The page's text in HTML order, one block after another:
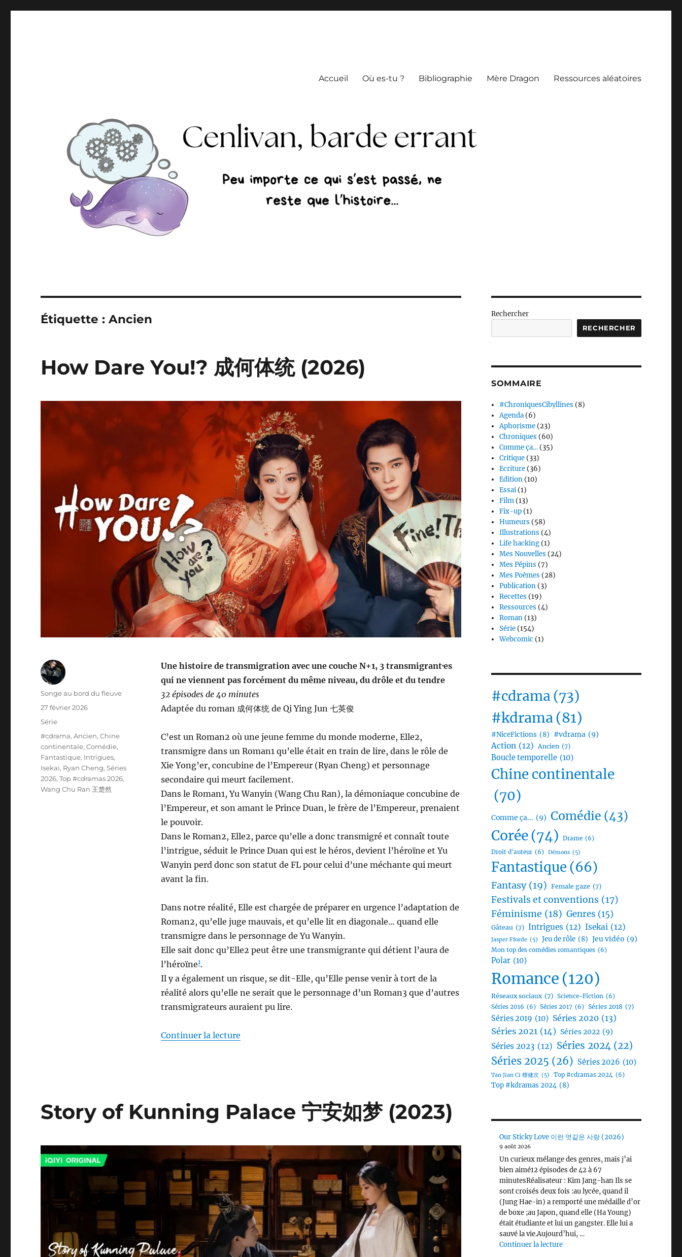
Accueil Où es-tu ? Bibliographie Mère Dragon Ressources aléatoires
Étiquette :Ancien
How Dare You!? 成何体统 (2026)
Une histoire de transmigration avec une couche N+1, 3 transmigrant·es
qui ne viennent pas forcément du même niveau, du drôle et du tendre
32 épisodes de 40 minutes
Adaptée du roman 成何体统 de Qi Ying Jun 七英俊
C’est un Roman2 où une jeune femme du monde moderne, Elle2,
transmigre dans un Roman1 qu’elle était en train de lire, dans le rôle de
Xie Yong’er, concubine de l’Empereur (Ryan Cheng) et personnage
secondaire qui meurt facilement.
Dans le Roman1, Yu Wanyin (Wang Chu Ran), la démoniaque concubine de
l’Empereur, et son amant le Prince Duan, le frère de l’Empereur, prenaient
le pouvoir.
Dans le Roman2, Elle2, parce qu’elle a donc transmigré et connaît toute
l’intrigue, séduit le Prince Duan qui est le héros, devient l’héroïne et Yu
Wanyin perd donc son statut de FL pour celui d’une méchante qui meurt
avant la fin.
Dans notre réalité, Elle est chargée de préparer en urgence l’adaptation de
Roman2, qu’elle juge mauvais, et qu’elle lit en diagonale… quand elle
transmigre dans le personnage de Yu Wanyin.
Elle sait donc qu’Elle2 peut être une transmigrante qui détient l’aura de
l’héroïne1.
Il y a également un risque, se dit-Elle, qu’Elle pense venir à tort de la
réalité alors qu’elle ne serait que le personnage d’un Roman3 que d’autres
transmigrateurs auraient pu lire.
Continuer la lecturede « How Dare You!? 成何体统 (2026) »
Auteur
Songe au bord du fleuve
Publié
27 février 2026
Catégories
Série
Étiquettes
#cdrama,Ancien,Chine
continentale,Comédie,
Fantastique, Intrigues,
Isekai, Ryan Cheng,Séries
2026,Top #cdramas 2026,
Wang Chu Ran 王楚然
Story of Kunning Palace 宁安如梦 (2023)
Rechercher
RECHERCHER
SOMMAIRE
#ChroniquesCibyllines (8)
Agenda (6)
Aphorisme (23)
Chroniques (60)
Comme ça… (35)
Critique (33)
Ecriture (36)
Edition (10)
Essai (1)
Film (13)
Fix-up (1)
Humeurs (58)
Illustrations (4)
Life hacking (1)
Mes Nouvelles (24)
Mes Pépins (7)
Mes Poèmes (28)
Publication (3)
Recettes (19)
Ressources (4)
Roman (13)
Série (154)
Webcomic (1)
#cdrama (73)
#kdrama(81)
#NiceFictions (8) #vdrama (9)
Action (12) Ancien (7)
Boucle temporelle (10)
Chine continentale
(70)
Comme ça... (9) Comédie (43)
Corée(74) Drame (6)
Droit d'auteur (6) Démons (5)
Fantastique (66)
Fantasy (19) Female gaze (7)
Festivals et conventions (17)
Féminisme (18) Genres (15)
Gâteau (7) Intrigues (12) Isekai (12)
Jasper Fforde (5) Jeu de rôle (8) Jeu vidéo (9)
Mon top des comédies romantiques (6)
Polar (10)
Romance (120)
Réseaux sociaux (7) Science-Fiction (6)
Séries 2016 (6) Séries 2017 (6) Séries 2018 (7)
Séries 2019 (10) Séries 2020 (13)
Séries 2021 (14) Séries 2022 (9)
Séries 2023 (12) Séries 2024 (22)
Séries 2025 (26) Séries 2026 (10)
Tan Jian Ci 檀健次 (5) Top #cdramas 2024 (6)
Top #kdramas 2024 (8)
Our Sticky Love 이런 엿같은 사랑 (2026)
9 août 2026
Un curieux mélange des genres, mais j’ai
bien aimé12 épisodes de 42 à 67
minutesRéalisateur : Kim Jang-han Ils se
sont croisés deux fois :au lycée, quand il
(Jung Hae-in) a remporté une médaille d’or
de boxe ;au Japon, quand elle (Ha Young)
était étudiante et lui un gangster. Elle lui a
sauvé la vie.Aujourd’hui, …
Continuer la lecturede « Our Sticky Love 이런 엿같은 사